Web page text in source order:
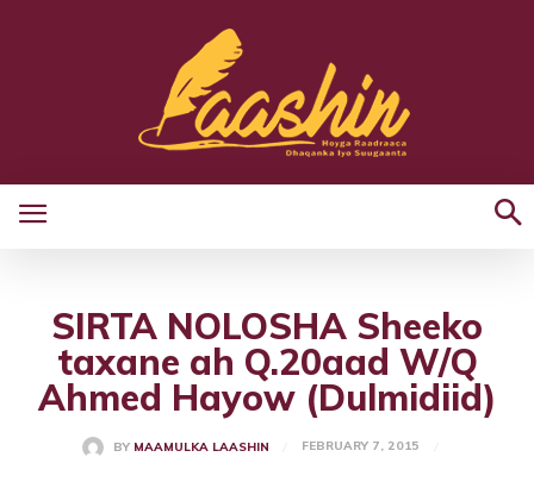
SIRTA NOLOSHA Sheeko
taxane ah Q.20aad W/Q
Ahmed Hayow (Dulmidiid)
BY MAAMULKA LAASHIN FEBRUARY 7, 2015